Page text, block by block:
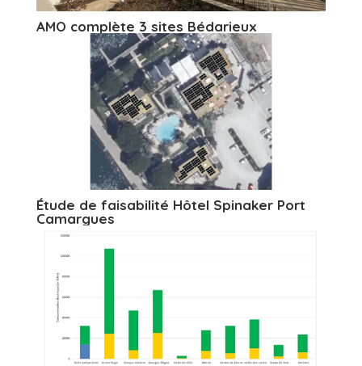
AMO complète 3 sites Bédarieux
Étude de faisabilité Hôtel Spinaker Port
Camargues